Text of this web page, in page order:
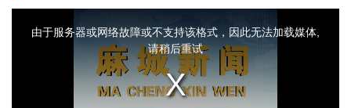
modal由于服务器或网络故障或不支持该格式，因此无法加载媒体,
请稍后重试